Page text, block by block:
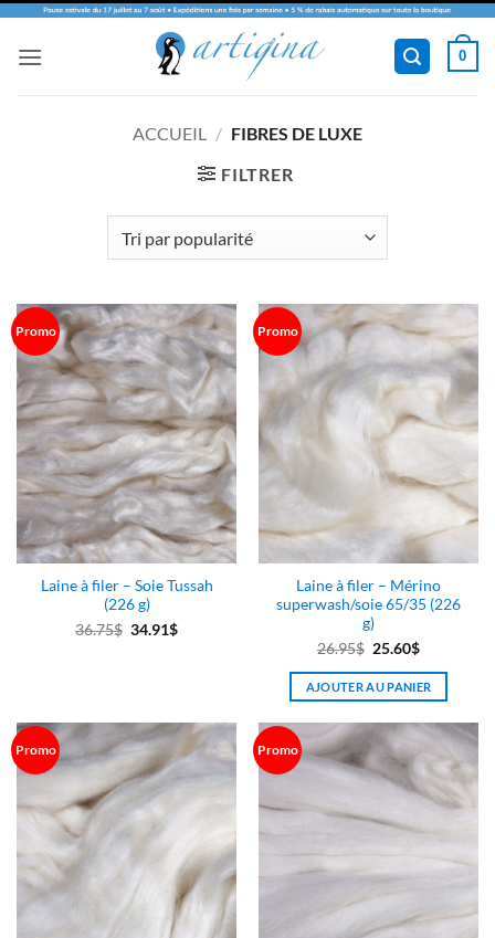
0
ACCUEIL / FIBRES DE LUXE
FILTRER
Promo
Laine à filer – Soie Tussah
(226 g)
36.75$ Le
34.91$Le
Promo
Laine à filer – Mérino
superwash/soie 65/35 (226
g)
26.95$ Le
prix
initial
26.95$.
25.60$Le
prix
actuel
25.60$.
AJOUTER AU PANIER
Promo Promo